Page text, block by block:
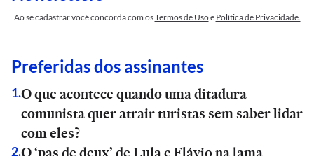
Ao se cadastrar você concorda com osTermos de Usoe Política de Privacidade.
Preferidas dos assinantes
1.O que acontece quando uma ditadura
comunista quer atrair turistas sem saber lidar
com eles?
2.